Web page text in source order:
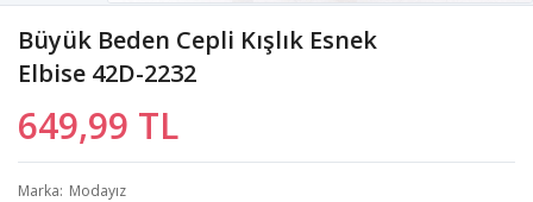
Büyük Beden Cepli Kışlık Esnek
Elbise 42D-2232
649,99 TL
Marka Modayız